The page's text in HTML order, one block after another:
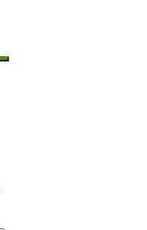
Suche